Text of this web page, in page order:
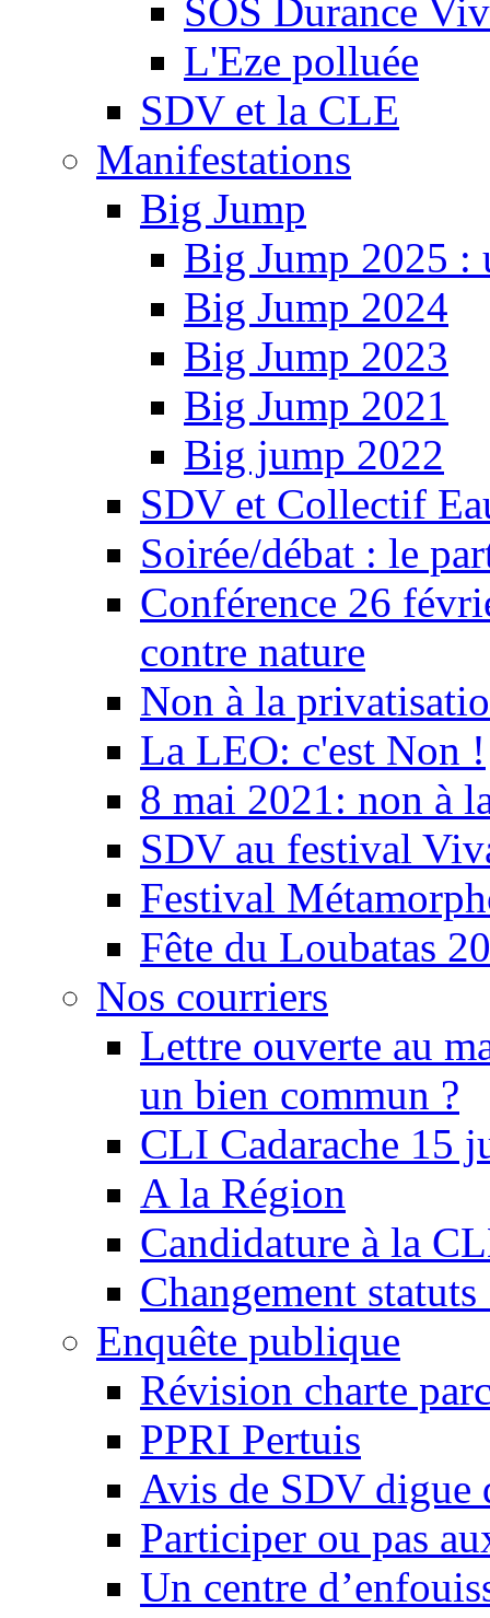
SOS Durance
L'Eze polluée
SDV et la CLE
Manifestations
Big Jump
Big Jump 2025 :
Big Jump 2024
Big Jump 2023
Big Jump 2021
Big jump 2022
SDV et Collectif
Soirée/débat : le
Conférence 26
contre nature
Non à la
La LEO: c'est Non !
8 mai 2021: non à
SDV au festival
Festival
Fête du Loubatas
Nos courriers
Lettre ouverte au
un bien commun ?
CLI Cadarache 15
A la Région
Candidature à la
Changement
Enquête publique
Révision charte
PPRI Pertuis
Avis de SDV digue
Participer ou pas
Un centre